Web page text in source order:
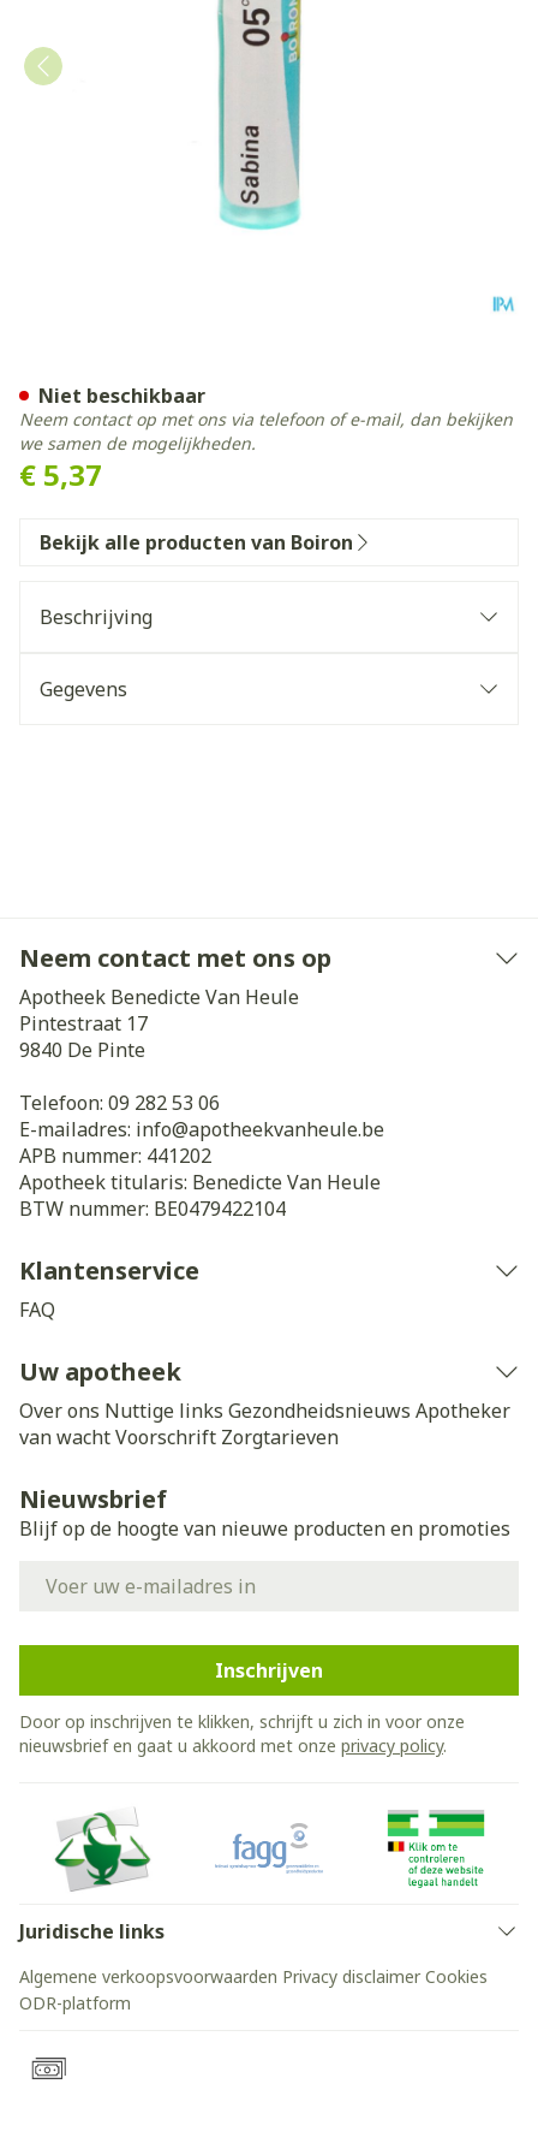
€ 5,37
Niet beschikbaar
Neem contact op met ons via telefoon of e-mail, dan bekijken
we samen de mogelijkheden.
Bekijk alle producten van Boiron
Beschrijving
Gegevens
Neem contact met ons op
Apotheek Benedicte Van Heule
Pintestraat 17
9840 De Pinte
Telefoon: 09 282 53 06
E-mailadres: info@apotheekvanheule.be
APB nummer: 441202
Apotheek titularis: Benedicte Van Heule
BTW nummer: BE0479422104
Klantenservice
FAQ
Uw apotheek
Over ons Nuttige links Gezondheidsnieuws Apotheker
van wachtVoorschrift Zorgtarieven
Nieuwsbrief
Blijf op de hoogte van nieuwe producten en promoties
Inschrijven
Door op inschrijven te klikken, schrijft u zich in voor onze
nieuwsbrief en gaat u akkoord met onze privacy policy.
Juridische links
Algemene verkoopsvoorwaarden Privacy disclaimer Cookies
ODR-platform